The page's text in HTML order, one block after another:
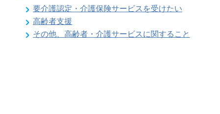
要介護認定・介護保険サービスを受けたい
高齢者支援
その他、高齢者・介護サービスに関すること